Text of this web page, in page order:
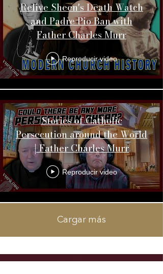
Relive Sheen's Death Watch
and Padre Pio Ban with
Father Charles Murr
Reproducir video
Stories of Catholic
Persecution around the World
| Father Charles Murr
Reproducir video
Cargar más